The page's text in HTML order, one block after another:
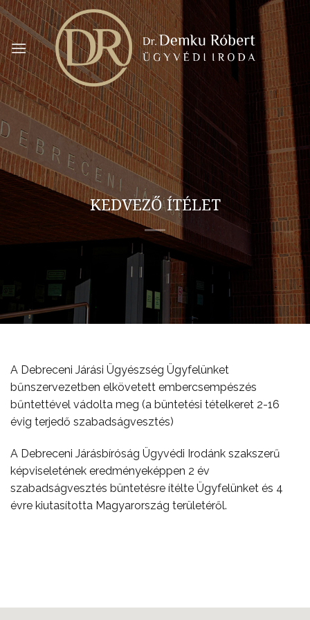
Skip
to
content
KEDVEZŐ ÍTÉLET
A Debreceni Járási Ügyészség Ügyfelünket
bűnszervezetben elkövetett embercsempészés
bűntettével vádolta meg (a büntetési tételkeret 2-16
évig terjedő szabadságvesztés)
A Debreceni Járásbíróság Ügyvédi Irodánk szakszerű
képviseletének eredményeképpen 2 év
szabadságvesztés büntetésre ítélte Ügyfelünket és 4
évre kiutasította Magyarország területéről.